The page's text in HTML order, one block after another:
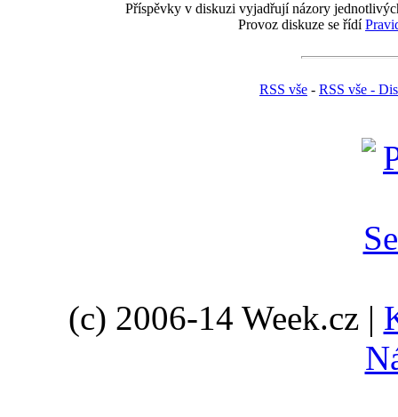
Příspěvky v diskuzi vyjadřují názory
Provoz diskuze se řídí
RSS vše - RSS vše -
(c) 2006-14 Week.cz |